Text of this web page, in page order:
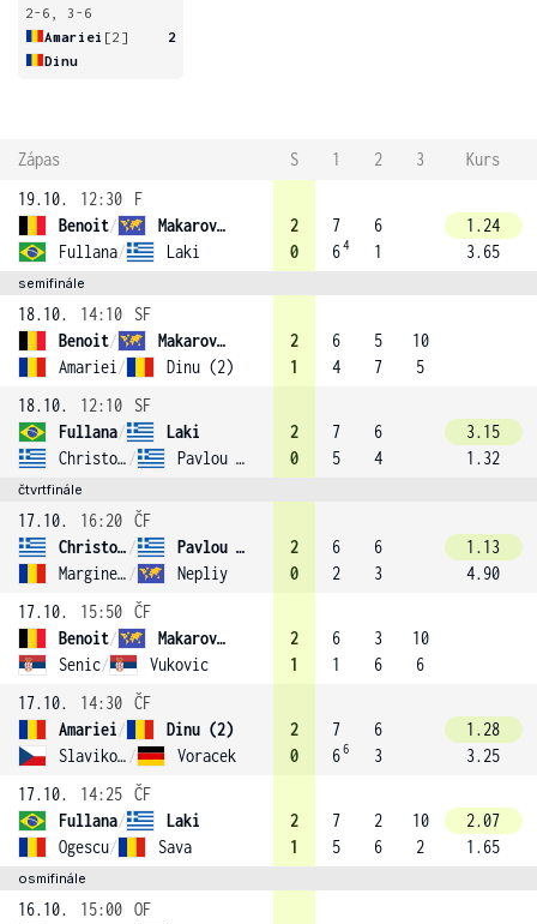
2-6, 3-6
Amariei [2]
2
Dinu
Zápas S 1 2 3
Kurs
19.10.
12:30
F
Benoit/
Makarova (3)
Fullana/ Laki
2
0
7
64
6
1
1.24
3.65
semifinále
18.10. 14:10
SF
Benoit/
Makarova (3)
Amariei / Dinu (2)
2
1
6
4
5
7
10
5
18.10.
12:10
SF
Fullana/
Laki
Christofi / Pavlou (1)
2
0
7
5
6
4
3.15
1.32
čtvrtfinále
17.10. 16:20 ČF
Christofi /
Pavlou (1)
Marginean / Nepliy
2
0
6
2
6
3
1.13
4.90
17.10.
15:50 ČF
Benoit/
Makarova (3)
Senic/ Vukovic
2
1
6
1
3
6
10
6
17.10.
14:30 ČF
Amariei/
Dinu (2)
Slavikova / Voracek
2
0
7
66
6
3
1.28
3.25
17.10.
14:25 ČF
Fullana/
Laki
Ogescu/ Sava
2
1
7
5
2
6
10
2
2.07
1.65
osmifinále
16.10. 15:00 OF